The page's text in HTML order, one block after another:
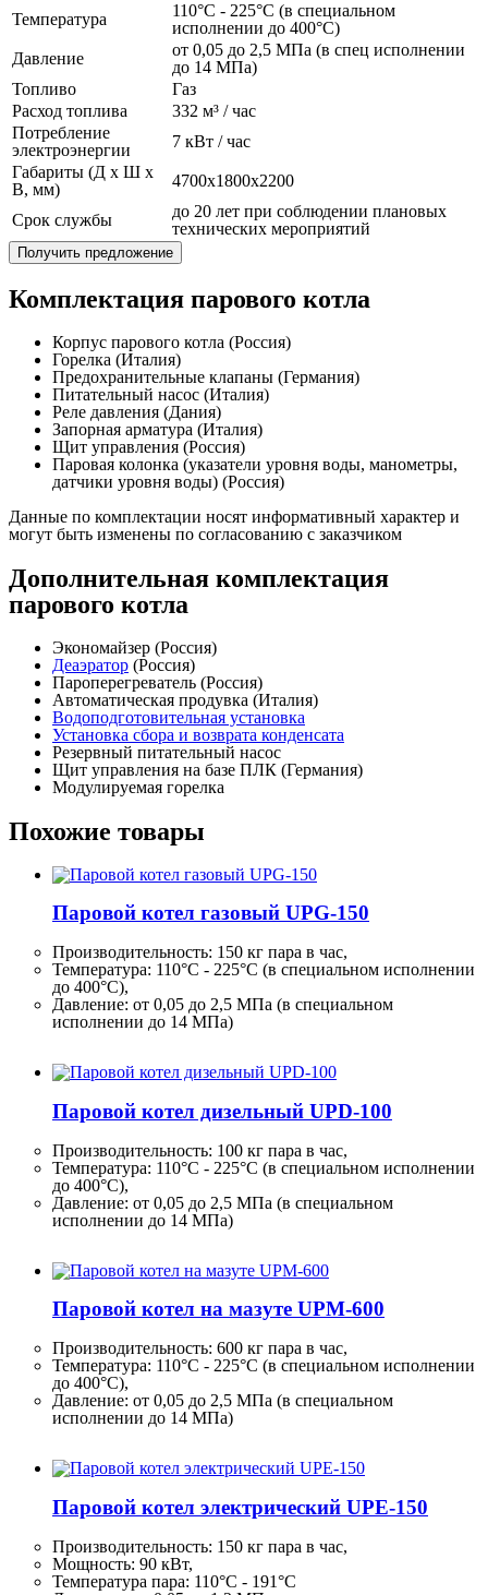
Температура
110°C - 225°C (в специальном
исполнении до 400°C)
Давление
от 0,05 до 2,5 МПа (в спец исполнении
до 14 МПа)
Топливо
Газ
Расход топлива
332 м³ / час
Потребление
электроэнергии
7 кВт / час
Габариты (Д x Ш x
В, мм)
4700x1800x2200
Срок службы
до 20 лет при соблюдении плановых
технических мероприятий
Получить предложение
Комплектация парового котла
Корпус парового котла (Россия)
Горелка (Италия)
Предохранительные клапаны (Германия)
Питательный насос (Италия)
Реле давления (Дания)
Запорная арматура (Италия)
Щит управления (Россия)
Паровая колонка (указатели уровня воды, манометры,
датчики уровня воды) (Россия)
Данные по комплектации носят информативный характер и
могут быть изменены по согласованию с заказчиком
Дополнительная комплектация
парового котла
Экономайзер (Россия)
Деаэратор (Россия)
Пароперегреватель (Россия)
Автоматическая продувка (Италия)
Водоподготовительная установка
Установка сбора и возврата конденсата
Резервный питательный насос
Щит управления на базе ПЛК (Германия)
Модулируемая горелка
Похожие товары
Паровой котел газовый UPG-150
Производительность: 150 кг пара в час,
Температура: 110°C - 225°C (в специальном исполнении
до 400°C),
Давление: от 0,05 до 2,5 МПа (в специальном
исполнении до 14 МПа)
Паровой котел дизельный UPD-100
Производительность: 100 кг пара в час,
Температура: 110°C - 225°C (в специальном исполнении
до 400°C),
Давление: от 0,05 до 2,5 МПа (в специальном
исполнении до 14 МПа)
Паровой котел на мазуте UPM-600
Производительность: 600 кг пара в час,
Температура: 110°C - 225°C (в специальном исполнении
до 400°C),
Давление: от 0,05 до 2,5 МПа (в специальном
исполнении до 14 МПа)
Паровой котел электрический UPE-150
Производительность: 150 кг пара в час,
Мощность: 90 кВт,
Температура пара: 110°C - 191°C